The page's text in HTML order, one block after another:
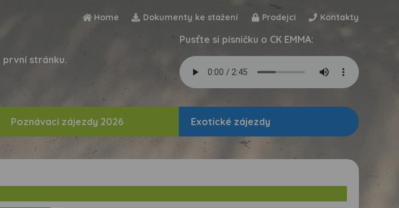
Home Dokumenty ke stažení Prodejci Kontakty
první stránku.
Pusťte si písničku o CK EMMA:
Poznávací zájezdy 2026 Exotické zájezdy